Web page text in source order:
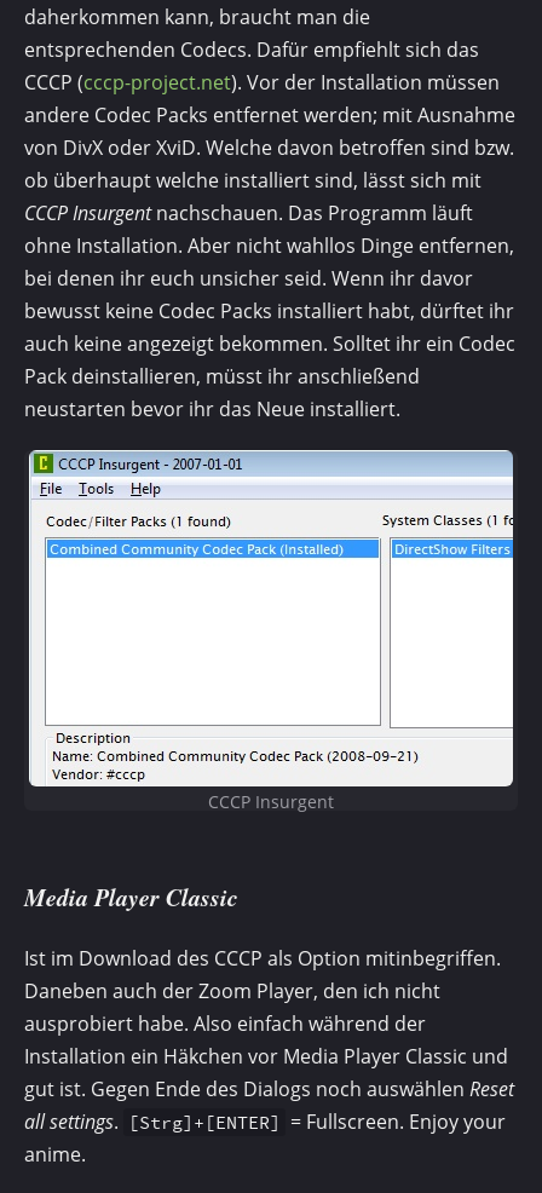
daherkommen kann, braucht man die
entsprechenden Codecs. Dafür empfiehlt sich das
CCCP (cccp-project.net). Vor der Installation müssen
andere Codec Packs entfernet werden; mit Ausnahme
von DivX oder XviD. Welche davon betroffen sind bzw.
ob überhaupt welche installiert sind, lässt sich mit
CCCP Insurgentnachschauen. Das Programm läuft
ohne Installation. Aber nicht wahllos Dinge entfernen,
bei denen ihr euch unsicher seid. Wenn ihr davor
bewusst keine Codec Packs installiert habt, dürftet ihr
auch keine angezeigt bekommen. Solltet ihr ein Codec
Pack deinstallieren, müsst ihr anschließend
neustarten bevor ihr das Neue installiert.
CCCP Insurgent
Media Player Classic
Ist im Download des CCCP als Option mitinbegriffen.
Daneben auch der Zoom Player, den ich nicht
ausprobiert habe. Also einfach während der
Installation ein Häkchen vor Media Player Classic und
gut ist. Gegen Ende des Dialogs noch auswählen Reset
all settings. [Strg]+[ENTER]
= Fullscreen. Enjoy your
anime.